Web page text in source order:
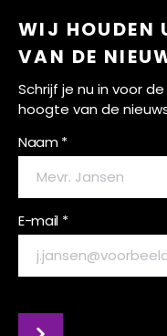
WIJ HOUDEN
VAN DE
Schrijf je nu in voor
hoogte van de
Naam *
E-mail *